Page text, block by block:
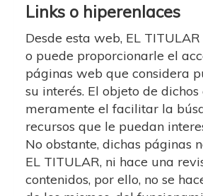
Links o hiperenlaces
Desde esta web, EL
o puede proporcionarle el
páginas web que considera
su interés. El objeto de dichos
meramente el facilitar la
recursos que le puedan
No obstante, dichas páginas
EL TITULAR, ni hace una
contenidos, por ello, no se